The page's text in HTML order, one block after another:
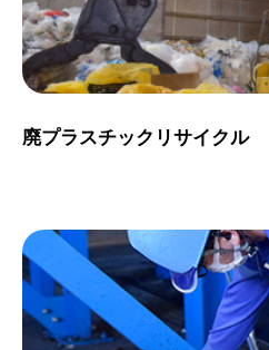
廃プラスチック リサイクル